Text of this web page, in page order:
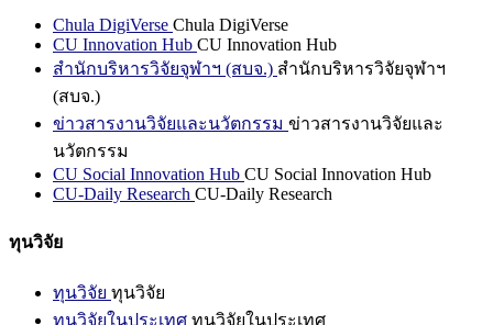
Chula DigiVerse Chula DigiVerse
CU Innovation Hub CU Innovation Hub
สำนักบริหารวิจัยจุฬาฯ (สบจ.) สำนักบริหารวิจัยจุฬาฯ
(สบจ.)
ข่าวสารงานวิจัยและนวัตกรรม ข่าวสารงานวิจัยและ
นวัตกรรม
CU Social Innovation Hub CU Social Innovation Hub
CU-Daily Research CU-Daily Research
ทุนวิจัย
ทุนวิจัย ทุนวิจัย
ทุนวิจัยในประเทศ ทุนวิจัยในประเทศ